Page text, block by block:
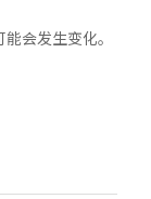
会发生变化。